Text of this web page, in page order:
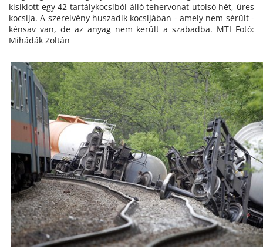
kisiklott egy 42 tartálykocsiból álló tehervonat utolsó hét, üres
kocsija. A szerelvény huszadik kocsijában - amely nem sérült -
kénsav van, de az anyag nem került a szabadba. MTI Fotó:
Mihádák Zoltán